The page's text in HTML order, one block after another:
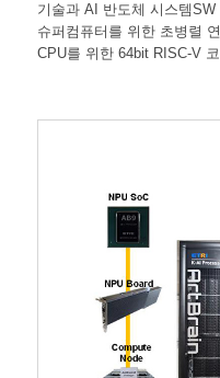
기술과 AI 반도체 시스템
슈퍼컴퓨터를 위한 초병렬
CPU를 위한 64bit RISC-V